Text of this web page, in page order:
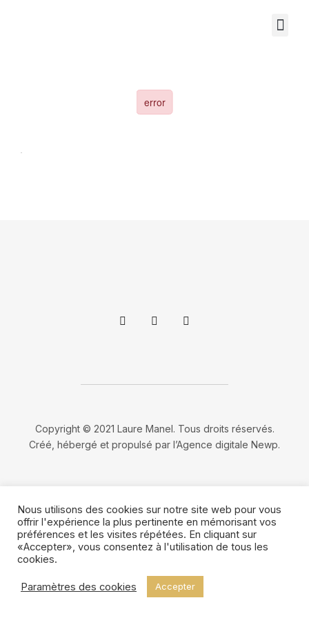
Copyright © 2021 Laure Manel. Tous droits réservés.
Créé, hébergé et propulsé par l’Agence digitale Newp.
Nous utilisons des cookies sur notre site web pour vous
offrir l'expérience la plus pertinente en mémorisant vos
préférences et les visites répétées. En cliquant sur
«Accepter», vous consentez à l'utilisation de tous les
cookies.
Paramètres des cookies Accepter